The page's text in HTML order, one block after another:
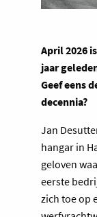
April 2026
jaar
Geef eens
decennia?
Jan
hangar in
geloven
eerste
zich toe op